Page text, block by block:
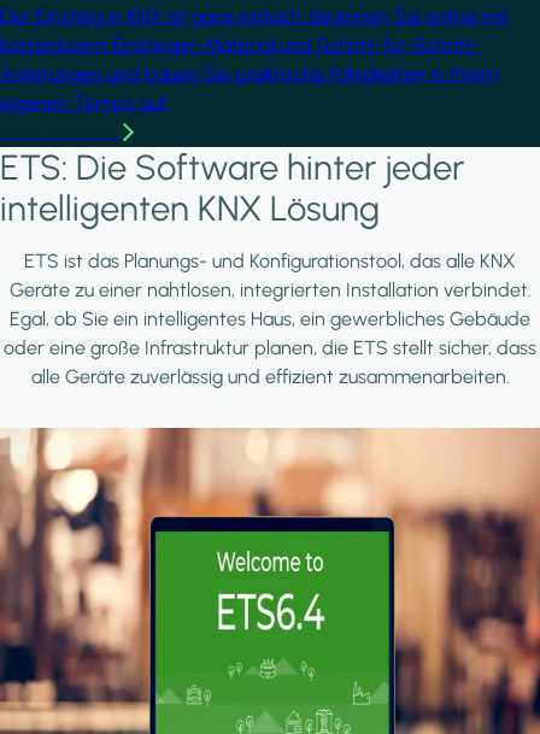
Der Einstieg in KNX ist ganz einfach. Beginnen Sie online mit
kostenlosem Einsteiger-Material und Schritt-für-Schritt-
Anleitungen und bauen Sie praktische Fähigkeiten in Ihrem
eigenen Tempo auf.
ETS: Die Software hinter jeder
intelligenten KNX Lösung
ETS ist das Planungs- und Konfigurationstool, das alle KNX
Geräte zu einer nahtlosen, integrierten Installation verbindet.
Egal, ob Sie ein intelligentes Haus, ein gewerbliches Gebäude
oder eine große Infrastruktur planen, die ETS stellt sicher, dass
alle Geräte zuverlässig und effizient zusammenarbeiten.
Image